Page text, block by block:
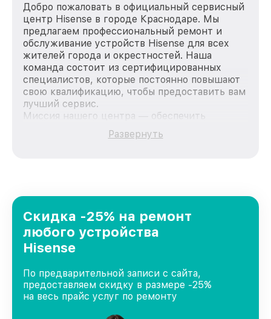
Добро пожаловать в официальный сервисный
центр Hisense в городе Краснодаре. Мы
предлагаем профессиональный ремонт и
обслуживание устройств Hisense для всех
жителей города и окрестностей. Наша
команда состоит из сертифицированных
специалистов, которые постоянно повышают
свою квалификацию, чтобы предоставить вам
лучший сервис.
Миссия нашего центра — обеспечить
качественный и доступный ремонт для
каждого пользователя продукции Hisense,
Краснодаре, постоянно повышая уровень
доверия и лояльности наших клиентов.
Развернуть
Скидка -25% на ремонт
любого устройства
Hisense
По предварительной записи с сайта,
предоставляем скидку в размере -25%
на весь прайс услуг по ремонту